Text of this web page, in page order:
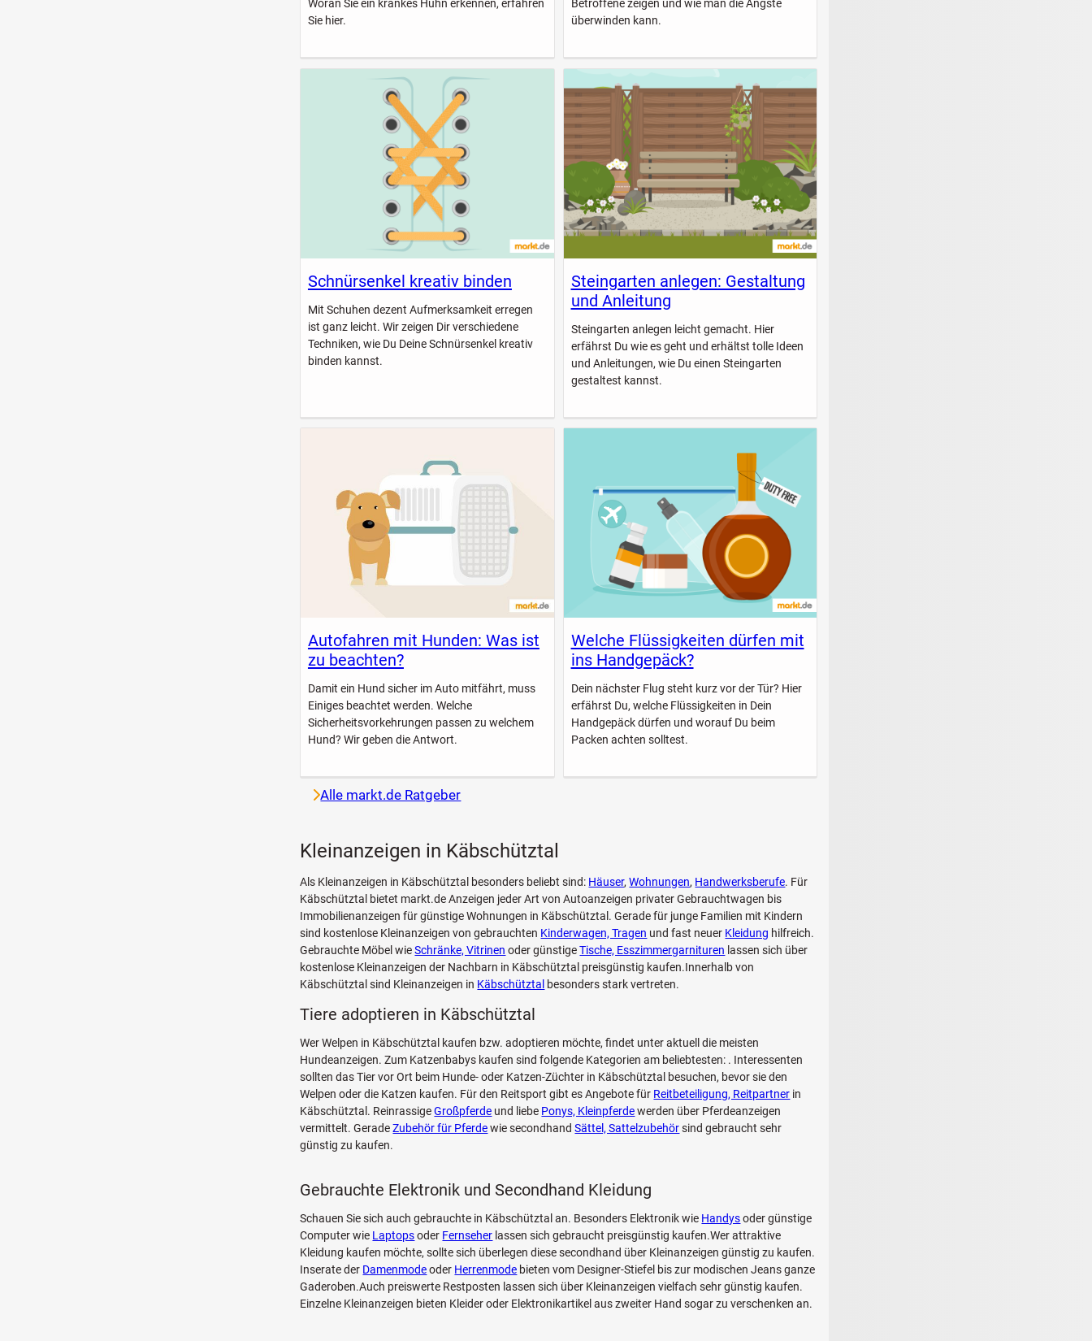
Woran Sie ein krankes Huhn erkennen, erfahren
Sie hier.
Betroffene zeigen und wie man die Ängste
überwinden kann.
Schnürsenkel kreativ binden
Mit Schuhen dezent Aufmerksamkeit erregen
ist ganz leicht. Wir zeigen Dir verschiedene
Techniken, wie Du Deine Schnürsenkel kreativ
binden kannst.
Steingarten anlegen: Gestaltung
und Anleitung
Steingarten anlegen leicht gemacht. Hier
erfährst Du wie es geht und erhältst tolle Ideen
und Anleitungen, wie Du einen Steingarten
gestaltest kannst.
Autofahren mit Hunden: Was ist
zu beachten?
Damit ein Hund sicher im Auto mitfährt, muss
Einiges beachtet werden. Welche
Sicherheitsvorkehrungen passen zu welchem
Hund? Wir geben die Antwort.
Welche Flüssigkeiten dürfen mit
ins Handgepäck?
Dein nächster Flug steht kurz vor der Tür? Hier
erfährst Du, welche Flüssigkeiten in Dein
Handgepäck dürfen und worauf Du beim
Packen achten solltest.
Alle markt.de Ratgeber
Kleinanzeigen in Käbschütztal
Als Kleinanzeigen in Käbschütztal besonders beliebt sind: Häuser,Wohnungen, Handwerksberufe. Für
Käbschütztal bietet markt.de Anzeigen jeder Art von Autoanzeigen privater Gebrauchtwagen bis
Immobilienanzeigen für günstige Wohnungen in Käbschütztal. Gerade für junge Familien mit Kindern
sind kostenlose Kleinanzeigen von gebrauchten Kinderwagen, Tragen und fast neuer Kleidung hilfreich.
Gebrauchte Möbel wieSchränke, Vitrinen oder günstigeTische, Esszimmergarnituren lassen sich über
kostenlose Kleinanzeigen der Nachbarn in Käbschütztal preisgünstig kaufen.Innerhalb von
Käbschütztal sind Kleinanzeigen in Käbschütztal besonders stark vertreten.
Tiere adoptieren in Käbschütztal
Wer Welpen in Käbschütztal kaufen bzw. adoptieren möchte, findet unter aktuell die meisten
Hundeanzeigen. Zum Katzenbabys kaufen sind folgende Kategorien am beliebtesten: . Interessenten
sollten das Tier vor Ort beim Hunde- oder Katzen-Züchter in Käbschütztal besuchen, bevor sie den
Welpen oder die Katzen kaufen. Für den Reitsport gibt es Angebote für Reitbeteiligung, Reitpartner in
Käbschütztal. ReinrassigeGroßpferde und liebe Ponys, Kleinpferdewerden über Pferdeanzeigen
vermittelt. GeradeZubehör für Pferdewie secondhandSättel, Sattelzubehörsind gebraucht sehr
günstig zu kaufen.
Gebrauchte Elektronik und Secondhand Kleidung
Schauen Sie sich auch gebrauchte in Käbschütztal an. Besonders Elektronik wie Handysoder günstige
Computer wie Laptopsoder Fernseher lassen sich gebraucht preisgünstig kaufen.Wer attraktive
Kleidung kaufen möchte, sollte sich überlegen diese secondhand über Kleinanzeigen günstig zu kaufen.
Inserate der Damenmodeoder Herrenmode bieten vom Designer-Stiefel bis zur modischen Jeans ganze
Gaderoben.Auch preiswerte Restposten lassen sich über Kleinanzeigen vielfach sehr günstig kaufen.
Einzelne Kleinanzeigen bieten Kleider oder Elektronikartikel aus zweiter Hand sogar zu verschenken an.